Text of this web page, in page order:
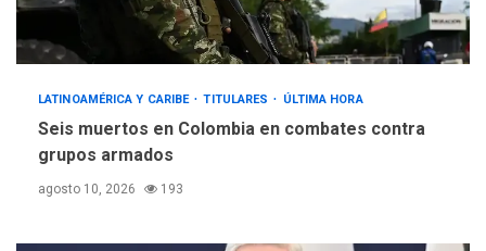
LATINOAMÉRICA Y CARIBE TITULARES ÚLTIMA HORA
Seis muertos en Colombia en combates contra
grupos armados
agosto 10, 2026 193